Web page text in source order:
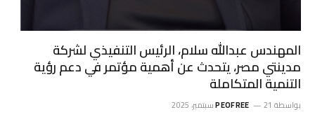
المهندس عبدالله سلام، الرئيس التنفيذي لشركة
مدينتي مصر، يتحدث عن أهمية مؤتمر في دعم رؤية
التنمية المتكاملة
بواسطة PEOFREE 21 سبتمبر، 2025